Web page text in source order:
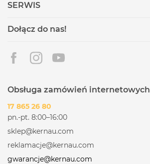
SERWIS
Dołącz do nas!
Obsługa zamówień internetowych
17 865 26 80
pn.-pt. 8:00–16:00
sklep@kernau.com
reklamacje@kernau.com
gwarancje@kernau.com